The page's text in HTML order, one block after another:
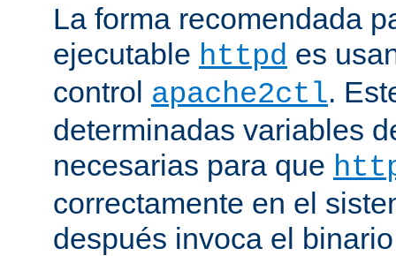
La forma recomendada
ejecutable httpd es
control apache2ctl.
determinadas variables
necesarias para que
correctamente en el
después invoca el